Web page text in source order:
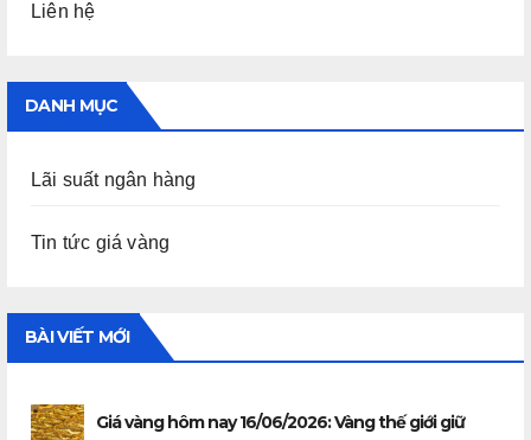
Liên hệ
DANH MỤC
Lãi suất ngân hàng
Tin tức giá vàng
BÀI VIẾT MỚI
Giá vàng hôm nay 16/06/2026: Vàng thế giới giữ